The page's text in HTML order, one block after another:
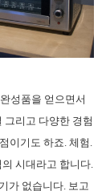
성품을 얻으면서
그리고 다양한 경험
이기도 하죠. 체험.
시대라고 합니다.
가 없습니다. 보고